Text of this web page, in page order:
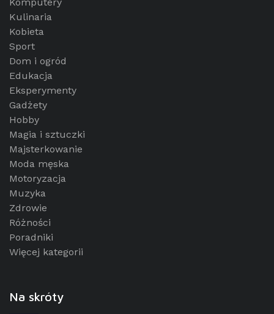
Kulinaria
Kobieta
Sport
Dom i ogród
Edukacja
Eksperymenty
Gadżety
Hobby
Magia i sztuczki
Majsterkowanie
Moda męska
Motoryzacja
Muzyka
Zdrowie
Różności
Poradniki
Więcej kategorii
Na skróty